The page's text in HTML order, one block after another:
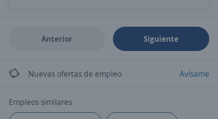
Anterior Siguiente
Nuevas ofertas de empleo Avísame
Empleos similares